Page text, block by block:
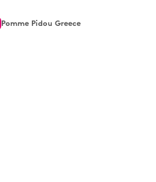
Pomme Pidou Greece